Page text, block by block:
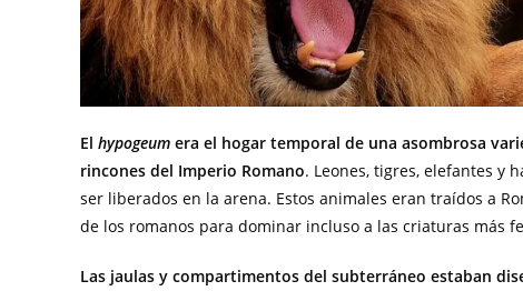
El hypogeum era el hogar temporal de una asombrosa
rincones del Imperio Romano. Leones, tigres, elefantes y
ser liberados en la arena. Estos animales eran traídos a
de los romanos para dominar incluso a las criaturas más
Las jaulas y compartimentos del subterráneo estaban